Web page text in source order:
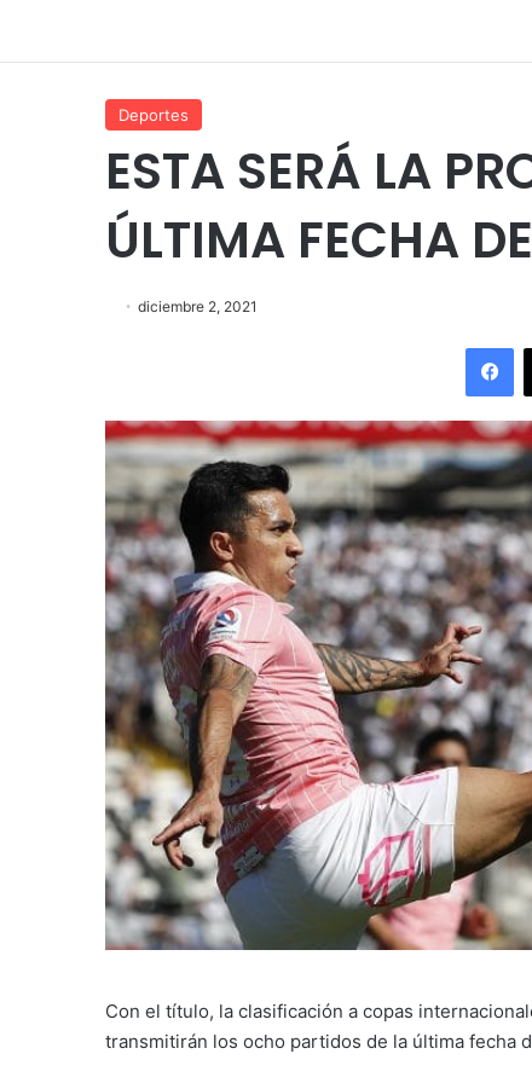
Deportes
ESTA SERÁ LA
ÚLTIMA FECHA
diciembre 2, 2021
Con el título, la clasificación a copas
transmitirán los ocho partidos de la última fecha